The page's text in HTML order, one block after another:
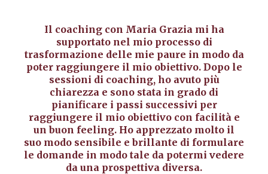
Il coaching con Maria Grazia mi ha
supportato nel mio processo di
trasformazione delle mie paure in modo da
poter raggiungere il mio obiettivo. Dopo le
sessioni di coaching, ho avuto più
chiarezza e sono stata in grado di
pianificare i passi successivi per
raggiungere il mio obiettivo con facilità e
un buon feeling. Ho apprezzato molto il
suo modo sensibile e brillante di formulare
le domande in modo tale da potermi vedere
da una prospettiva diversa.